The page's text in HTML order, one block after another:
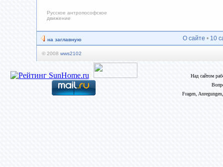
Русское антропософское
движение
на заглавную О сайте • 10
© 2008 wws2102
Над сайтом
Fragen,